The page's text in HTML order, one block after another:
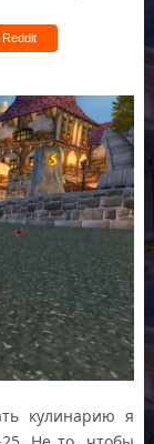
Reddit
кулинарию я